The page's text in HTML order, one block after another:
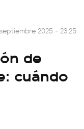
2025 - 23:25
de
cuándo